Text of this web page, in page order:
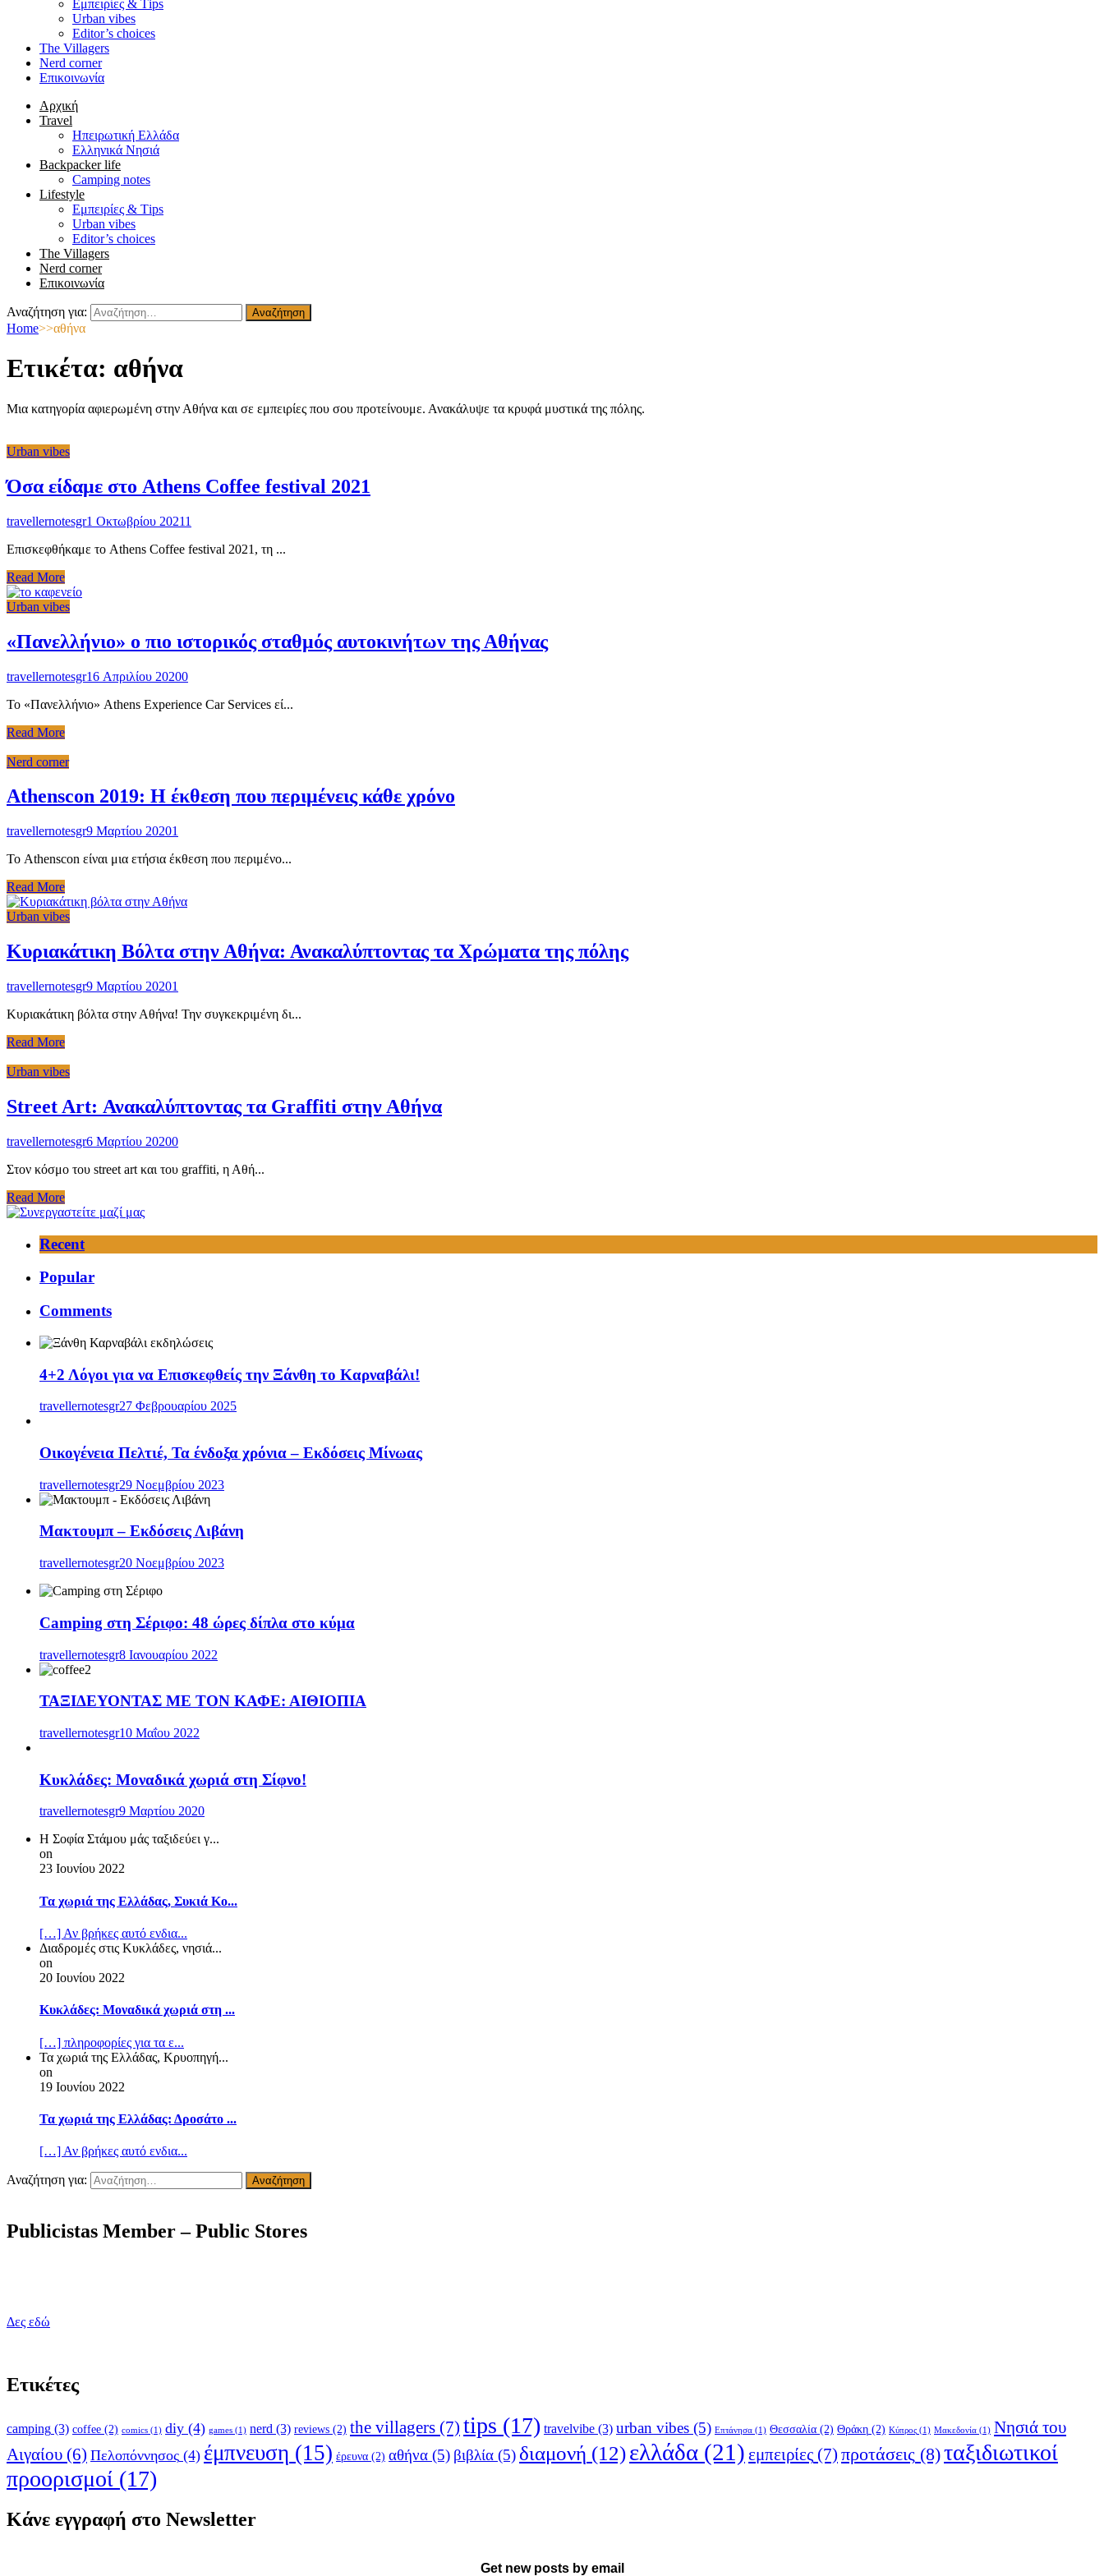
Εμπειρίες & Τips
Urban vibes
Editor’s choices
The Villagers
Nerd corner
Επικοινωνία
Αρχική
Travel
Ηπειρωτική Ελλάδα
Ελληνικά Νησιά
Backpacker life
Camping notes
Lifestyle
Εμπειρίες & Τips
Urban vibes
Editor’s choices
The Villagers
Nerd corner
Επικοινωνία
Αναζήτηση για:
Home>>αθήνα
Ετικέτα: αθήνα
Μια κατηγορία αφιερωμένη στην Αθήνα και σε εμπειρίες που σου προτείνουμε. Ανακάλυψε τα κρυφά μυστικά της πόλης.
Urban vibes
Όσα είδαμε στο Athens Coffee festival 2021
travellernotesgr1 Οκτωβρίου 20211
Επισκεφθήκαμε το Athens Coffee festival 2021, τη ...
Read More
Urban vibes
«Πανελλήνιο» ο πιο ιστορικός σταθμός αυτοκινήτων της Αθήνας
travellernotesgr16 Απριλίου 20200
Το «Πανελλήνιο» Athens Experience Car Services εί...
Read More
Nerd corner
Athenscon 2019: Η έκθεση που περιμένεις κάθε χρόνο
travellernotesgr9 Μαρτίου 20201
Το Athenscon είναι μια ετήσια έκθεση που περιμένο...
Read More
Urban vibes
Κυριακάτικη Βόλτα στην Αθήνα: Ανακαλύπτοντας τα Χρώματα της πόλης
travellernotesgr9 Μαρτίου 20201
Κυριακάτικη βόλτα στην Αθήνα! Την συγκεκριμένη δι...
Read More
Urban vibes
Street Art: Ανακαλύπτοντας τα Graffiti στην Αθήνα
travellernotesgr6 Μαρτίου 20200
Στον κόσμο του street art και του graffiti, η Αθή...
Read More
Recent
Popular
Comments
4+2 Λόγοι για να Επισκεφθείς την Ξάνθη το Καρναβάλι!
travellernotesgr27 Φεβρουαρίου 2025
Οικογένεια Πελτιέ, Τα ένδοξα χρόνια – Εκδόσεις Μίνωας
travellernotesgr29 Νοεμβρίου 2023
Μακτουμπ – Εκδόσεις Λιβάνη
travellernotesgr20 Νοεμβρίου 2023
Camping στη Σέριφο: 48 ώρες δίπλα στο κύμα
travellernotesgr8 Ιανουαρίου 2022
ΤΑΞΙΔΕΥΟΝΤΑΣ ΜΕ ΤΟΝ ΚΑΦΕ: ΑΙΘΙΟΠΙΑ
travellernotesgr10 Μαΐου 2022
Κυκλάδες: Μοναδικά χωριά στη Σίφνο!
travellernotesgr9 Μαρτίου 2020
Η Σοφία Στάμου μάς ταξιδεύει γ...
on
23 Ιουνίου 2022
Τα χωριά της Ελλάδας, Συκιά Κο...
[…] Αν βρήκες αυτό ενδια...
Διαδρομές στις Κυκλάδες, νησιά...
on
20 Ιουνίου 2022
Κυκλάδες: Μοναδικά χωριά στη ...
[…] πληροφορίες για τα ε...
Τα χωριά της Ελλάδας, Κρυοπηγή...
on
19 Ιουνίου 2022
Τα χωριά της Ελλάδας: Δροσάτο ...
[…] Αν βρήκες αυτό ενδια...
Αναζήτηση για:
Publicistas Member – Public Stores
Δες εδώ
Ετικέτες
camping (3) coffee (2) comics (1) diy (4) games (1) nerd (3) reviews (2) the villagers (7) tips (17) travelvibe (3) urban vibes (5) Επτάνησα (1) Θεσσαλία (2) Θράκη (2) Κύπρος (1) Μακεδονία (1) Νησιά του
Αιγαίου (6) Πελοπόννησος (4) έμπνευση (15) έρευνα (2) αθήνα (5) βιβλία (5) διαμονή (12)ελλάδα (21) εμπειρίες (7) προτάσεις (8)ταξιδιωτικοί
προορισμοί (17)
Κάνε εγγραφή στο Newsletter
Get new posts by email